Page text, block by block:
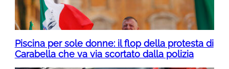
Piscina per sole donne: il flop della protesta di
Carabella che va via scortato dalla polizia